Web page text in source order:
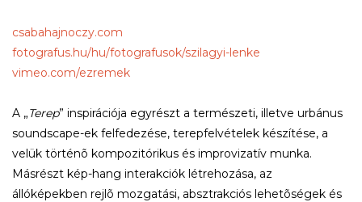
csabahajnoczy.com
fotografus.hu/hu/fotografusok/szilagyi-lenke
vimeo.com/ezremek
A „Terep” inspirációja egyrészt a természeti, illetve urbánus
soundscape-ek felfedezése, terepfelvételek készítése, a
velük történõ kompozitórikus és improvizatív munka.
Másrészt kép-hang interakciók létrehozása, az
állóképekben rejlõ mozgatási, absztrakciós lehetõségek és